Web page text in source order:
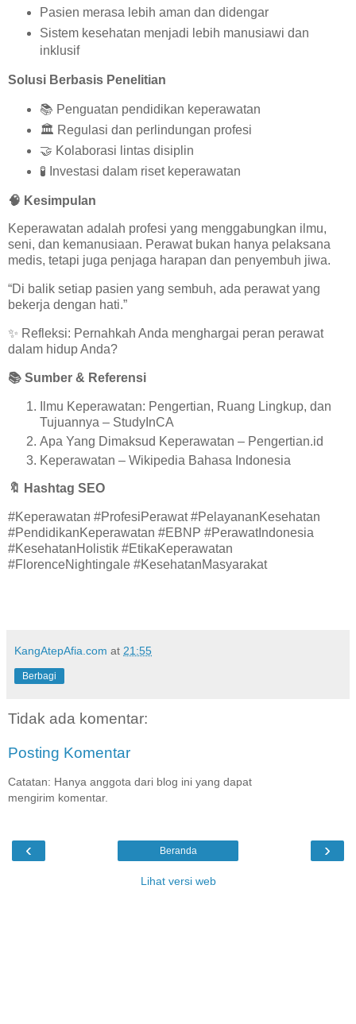
Pasien merasa lebih aman dan didengar
Sistem kesehatan menjadi lebih manusiawi dan
inklusif
Solusi Berbasis Penelitian
📚 Penguatan pendidikan keperawatan
🏛️ Regulasi dan perlindungan profesi
🤝 Kolaborasi lintas disiplin
🧪 Investasi dalam riset keperawatan
🧠 Kesimpulan
Keperawatan adalah profesi yang menggabungkan ilmu,
seni, dan kemanusiaan. Perawat bukan hanya pelaksana
medis, tetapi juga penjaga harapan dan penyembuh jiwa.
“Di balik setiap pasien yang sembuh, ada perawat yang
bekerja dengan hati.”
✨ Refleksi: Pernahkah Anda menghargai peran perawat
dalam hidup Anda?
📚 Sumber & Referensi
Ilmu Keperawatan: Pengertian, Ruang Lingkup, dan
Tujuannya – StudyInCA
Apa Yang Dimaksud Keperawatan – Pengertian.id
Keperawatan – Wikipedia Bahasa Indonesia
🔖 Hashtag SEO
#Keperawatan #ProfesiPerawat #PelayananKesehatan
#PendidikanKeperawatan #EBNP #PerawatIndonesia
#KesehatanHolistik #EtikaKeperawatan
#FlorenceNightingale #KesehatanMasyarakat
KangAtepAfia.com at 21:55
Berbagi
Tidak ada komentar:
Posting Komentar
Catatan: Hanya anggota dari blog ini yang dapat
mengirim komentar.
‹ ›
Beranda
Lihat versi web